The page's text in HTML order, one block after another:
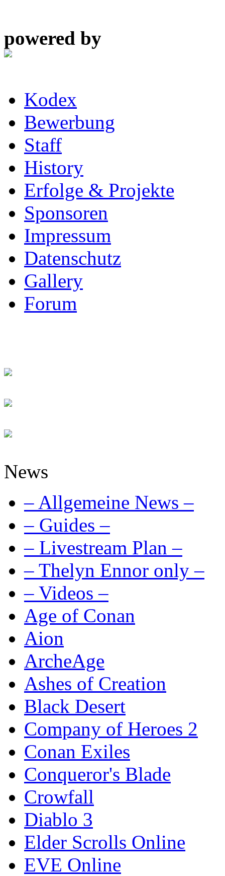
powered by
Kodex
Bewerbung
Staff
History
Erfolge & Projekte
Sponsoren
Impressum
Datenschutz
Gallery
Forum
News
– Allgemeine News –
– Guides –
– Livestream Plan –
– Thelyn Ennor only –
– Videos –
Age of Conan
Aion
ArcheAge
Ashes of Creation
Black Desert
Company of Heroes 2
Conan Exiles
Conqueror's Blade
Crowfall
Diablo 3
Elder Scrolls Online
EVE Online